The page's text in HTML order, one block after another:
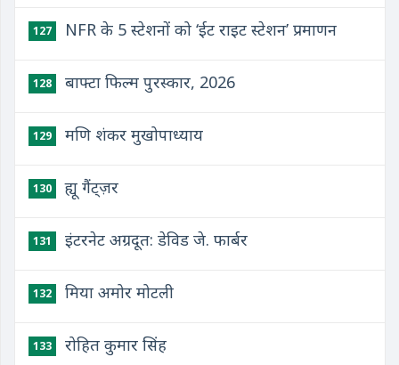
127 NFR के 5 स्टेशनों को ‘ईट राइट स्टेशन’ प्रमाणन
128 बाफ्टा फिल्म पुरस्कार, 2026
129 मणि शंकर मुखोपाध्याय
130 ह्यू गैंट्ज़र
131 इंटरनेट अग्रदूत: डेविड जे. फार्बर
132 मिया अमोर मोटली
133 रोहित कुमार सिंह